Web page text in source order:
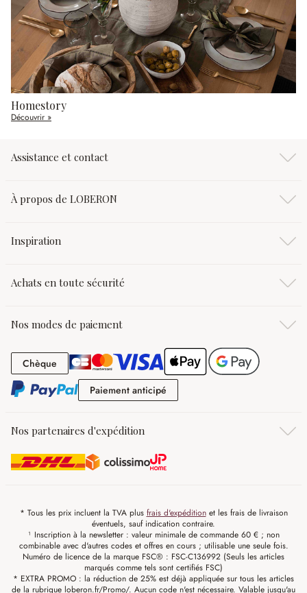
Homestory
Découvrir »
Assistance et contact
À propos de LOBERON
Inspiration
Achats en toute sécurité
Nos modes de paiement
Chèque Chèque
Paiement anticipé
Nos partenaires d'expédition
* Tous les prix incluent la TVA plus frais d'expéditionet les frais de livraison
éventuels, sauf indication contraire.
¹ Inscription à la newsletter : valeur minimale de commande 60 € ; non
combinable avec d'autres codes et offres en cours ; utilisable une seule fois.
Numéro de licence de la marque FSC® : FSC-C136992 (Seuls les articles
marqués comme tels sont certifiés FSC)
* EXTRA PROMO : la réduction de 25% est déjà appliquée sur tous les articles
de la rubrique loberon.fr/Promo/. Aucun code n'est nécessaire. Valable jusqu'au